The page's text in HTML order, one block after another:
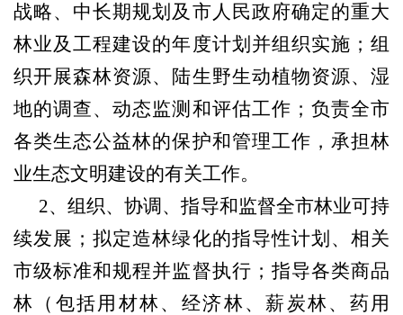
战略、中长期规划及市人民政府确定的重大
林业及工程建设的年度计划并组织实施；组
织开展森林资源、陆生野生动植物资源、湿
地的调查、动态监测和评估工作；负责全市
各类生态公益林的保护和管理工作，承担林
业生态文明建设的有关工作。
2、组织、协调、指导和监督全市林业可持
续发展；拟定造林绿化的指导性计划、相关
市级标准和规程并监督执行；指导各类商品
林（包括用材林、经济林、薪炭林、药用